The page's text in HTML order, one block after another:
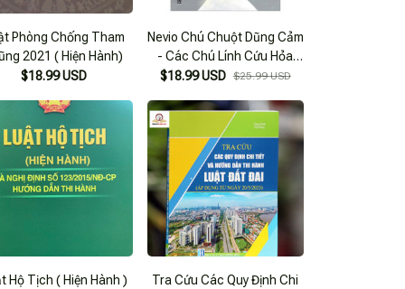
Phòng Chống Tham
2021 ( Hiện Hành)
$18.99 USD
Nevio Chú Chuột Dũng Cảm
- Các Chú Lính Cứu Hỏa
Dập Tắt Một Đám Cháy,
Trường Như Thế Nào?
$18.99 USD $25.99 USD
Tịch ( Hiện Hành )
Tra Cứu Các Quy Định Chi